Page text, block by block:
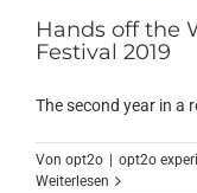
Hands off the
Festival 2019
The second year in a
Von opt2o | opt2o
Weiterlesen